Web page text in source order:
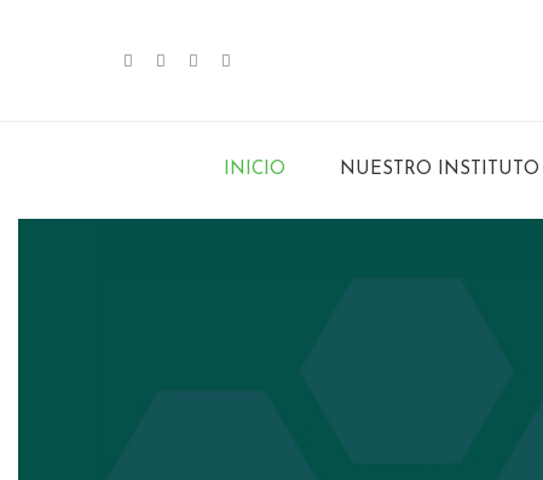
INICIO NUESTRO INSTITUTO